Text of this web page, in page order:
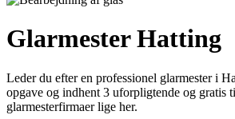
Glarmester Hatting
Leder du efter en professionel glarmester i
opgave og indhent 3 uforpligtende og gratis
glarmesterfirmaer lige her.